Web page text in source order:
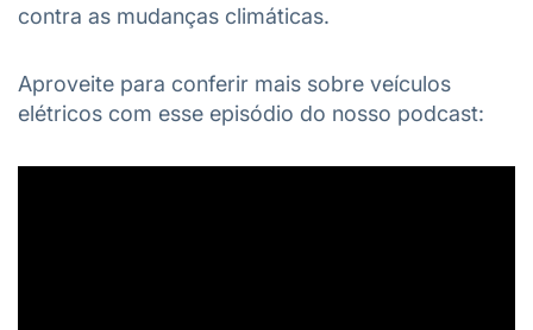
contra as mudanças climáticas.
Aproveite para conferir mais sobre veículos
elétricos com esse episódio do nosso podcast: